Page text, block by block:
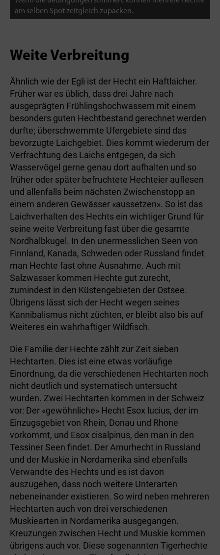
am selben Spot zeitgleich zupacken.
Weite Verbreitung
Ähnlich wie der Egli ist der Hecht ein Haftlaicher.
Früher war es üblich, dass drei Jahre nach
ausgeprägten Frühlingshochwassern mit einem
besonders guten Hechtbestand gerechnet werden
durfte; überschwemmte Ufergebiete sind das
bevorzugte Laichgebiet. Dies kommt wiederum der
Verfrachtung des Laichs entgegen, da sich
Wasservögel gerne genau dort aufhalten und so
früher oder später befruchtete Hechteier auflesen
und allenfalls beim nächsten Zwischenstopp an
einem anderen Gewässer «aussetzen». So ist das
Laichverhalten des Hechts ein wichtiger Grund für
seine weite Verbreitung fast über die gesamte
Nordhalbkugel. In den unermesslichen Seen von
Finnland, Kanada, Schweden oder Russland findet
man Hechte fast ohne Ausnahme. Auch mit
Salzwasser kommen Hechte gut zurecht,
zumindest in den Küstengebieten der Ostsee.
Übrigens lässt sich der Hecht wegen seines
Kannibalismus nicht züchten, er bleibt also bis auf
Weiteres ein wahrhaftiger Wildfisch.
Die Familie der Hechte zählt zur Zeit sieben
Hechtarten. Dies ist eine etwas vorläufige
Einordnung, da die verschiedenen Hechtarten noch
nicht deutlich und systematisch untersucht
wurden. Zwei Hechtarten kommen in der Schweiz
vor: Der «gewöhnliche» Hecht Esox lucius, der im
Einzugsgebiet von Rhein, Donau und Rhone
vorkommt, und Esox cisalpinus, den man in den
Tessiner Seen findet. Der Amurhecht in Russland
und der Muskie in Nordamerika sind ebenfalls
Verwandte des Hechts und es ist davon
auszugehen, dass noch weitere Unterarten
nebeneinander existieren. So wird neben mehreren
Hechtarten auch von drei verschiedenen
Muskiearten in Nordamerika ausgegangen.
Kreuzungen zwischen Hecht und Muskie kommen
übrigens auch vor. Diese sogenannten Tigerhechte